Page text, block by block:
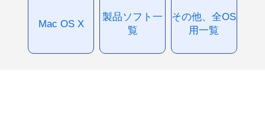
Mac OS X
製品ソフト一
覧
その他、全OS
用一覧